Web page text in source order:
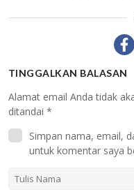
TINGGALKAN BALASAN
Alamat email Anda tidak
ditandai *
Simpan nama, email,
untuk komentar saya